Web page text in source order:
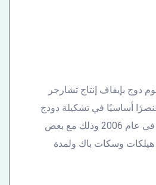
دوج بإيقاف إنتاج تشارجر
أساسيًا في تشكيلة دودج
منذ ظهورها لأول مرة في عام 2006 وذلك مع بعض
هيلكات وسكات باك ولمدة